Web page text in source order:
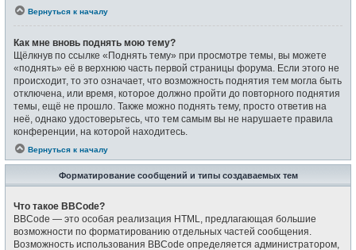
Вернуться к началу
Как мне вновь поднять мою тему?
Щёлкнув по ссылке «Поднять тему» при просмотре темы, вы можете
«поднять» её в верхнюю часть первой страницы форума. Если этого не
происходит, то это означает, что возможность поднятия тем могла быть
отключена, или время, которое должно пройти до повторного поднятия
темы, ещё не прошло. Также можно поднять тему, просто ответив на
неё, однако удостоверьтесь, что тем самым вы не нарушаете правила
конференции, на которой находитесь.
Вернуться к началу
Форматирование сообщений и типы создаваемых тем
Что такое BBCode?
BBCode — это особая реализация HTML, предлагающая большие
возможности по форматированию отдельных частей сообщения.
Возможность использования BBCode определяется администратором,